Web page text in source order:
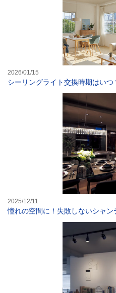
2026/01/15
シーリングライト交換時期はい
2025/12/11
憧れの空間に！失敗しないシャン